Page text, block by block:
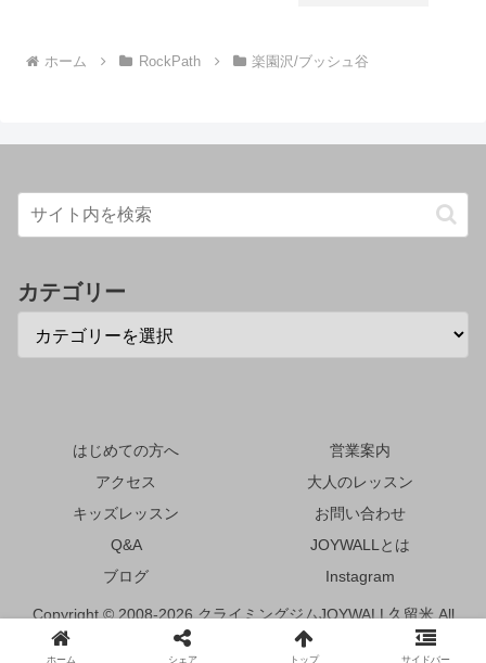
ホーム RockPath 楽園沢/ブッシュ谷
カテゴリー
はじめての方へ
営業案内
アクセス
大人のレッスン
キッズレッスン
お問い合わせ
Q&A
JOYWALLとは
ブログ
Instagram
Copyright © 2008-2026 クライミングジムJOYWALL久留米 All
Rights Reserved.
ホーム シェア トップ サイドバー